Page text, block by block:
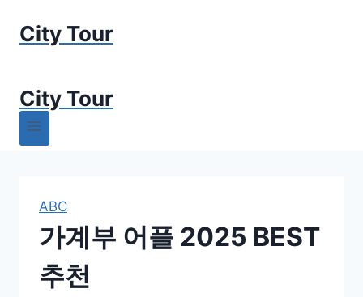
City Tour
City Tour
ABC
가계부 어플 2025 BEST
추천